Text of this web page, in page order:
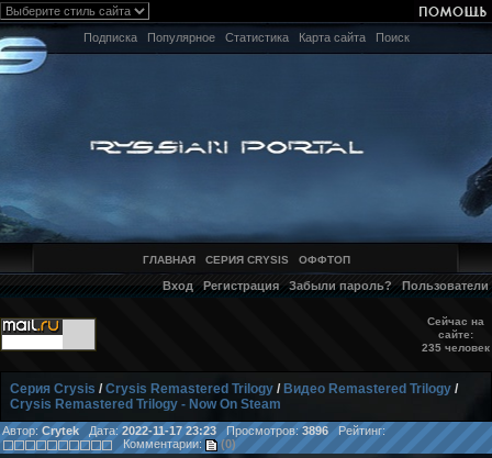
Подписка Популярное Статистика Карта сайта Поиск
ГЛАВНАЯ СЕРИЯ CRYSIS ОФФТОП
Вход Регистрация Забыли пароль? Пользователи
Сейчас на
сайте:
235 человек
Серия Crysis /Crysis Remastered Trilogy / Видео Remastered Trilogy /
Crysis Remastered Trilogy - Now On Steam
Автор: CrytekДата:2022-11-17 23:23 Просмотров:3896 Рейтинг:
Комментарии:
(0)